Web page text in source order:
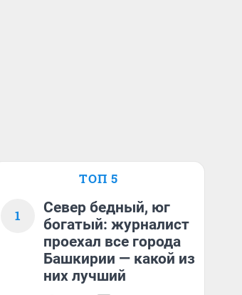
ТОП 5
1
Север бедный, юг
богатый: журналист
проехал все города
Башкирии — какой из
них лучший